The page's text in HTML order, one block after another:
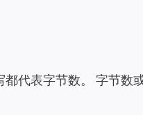
代表字节数。 字节数